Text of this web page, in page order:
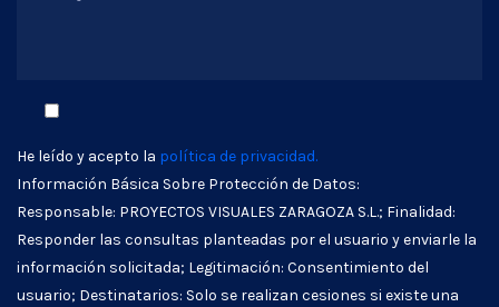
He leído y acepto la política de privacidad.
Información Básica Sobre Protección de Datos:
Responsable: PROYECTOS VISUALES ZARAGOZA S.L.; Finalidad:
Responder las consultas planteadas por el usuario y enviarle la
información solicitada; Legitimación: Consentimiento del
usuario; Destinatarios: Solo se realizan cesiones si existe una